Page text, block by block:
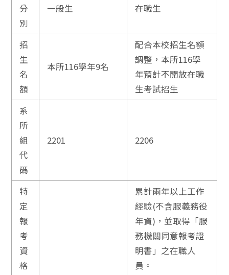
分
別
一般生 在職生
招
生
名
額
本所116學年9名
配合本校招生名額
調整，本所116學
年預計不開放在職
生考試招生
系
所
組
代
碼
2201 2206
特
定
報
考
資
格
累計兩年以上工作
經驗(不含服義務役
年資)，並取得「服
務機關同意報考證
明書」之在職人
員。